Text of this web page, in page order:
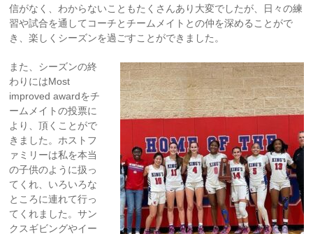
信がなく、わからないこともたくさんあり大変でしたが、日々の練
習や試合を通してコーチとチームメイトとの仲を深めることがで
き、楽しくシーズンを過ごすことができました。
また、シーズンの終
わりにはMost
improved awardをチ
ームメイトの投票に
より、頂くことがで
きました。ホストフ
ァミリーは私を本当
の子供のように扱っ
てくれ、いろいろな
ところに連れて行っ
てくれました。サン
クスギビングやイー